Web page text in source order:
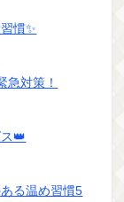
慣✨
急対策！
👑
る温め習慣5